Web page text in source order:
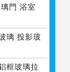
門 浴室
璃 投影玻
框玻璃拉